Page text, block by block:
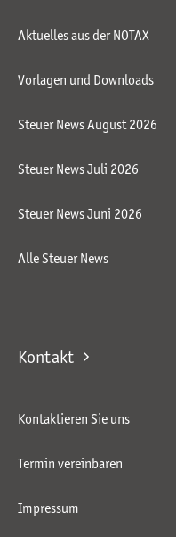
Aktuelles aus der NOTAX
Vorlagen und Downloads
Steuer News August 2026
Steuer News Juli 2026
Steuer News Juni 2026
Alle Steuer News
Kontakt
Kontaktieren Sie uns
Termin vereinbaren
Impressum